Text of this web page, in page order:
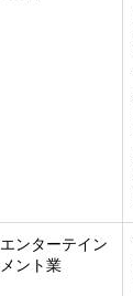
エンターテイン
メント業